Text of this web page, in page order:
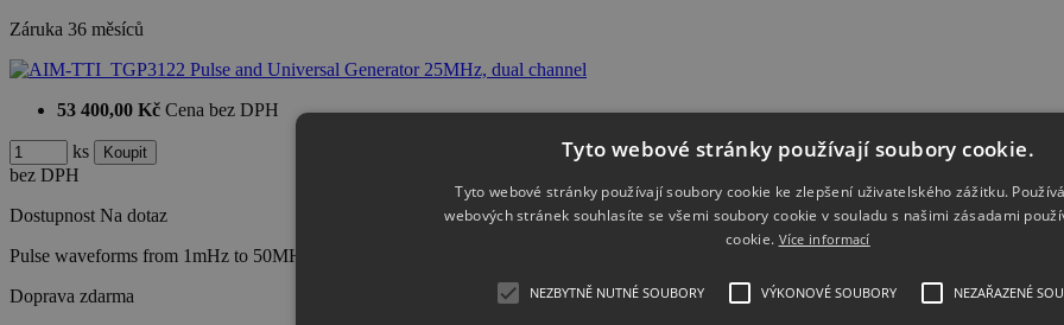
Záruka 36 měsíců
53 400,00 Kč Cena bez DPH
ks
bez DPH
Dostupnost Na dotaz
Pulse waveforms from 1mHz to 50MHz, minimum rise time 5ns Very low jitter synchronous and asynchronous…
Doprava zdarma
Tyto webové stránky používají soubory cookie.
Tyto webové stránky používají soubory cookie ke zlepšení uživatelského zážitku.
webových stránek souhlasíte se všemi soubory cookie v souladu s našimi zásadami
cookie. Více informací
NEZBYTNĚ NUTNÉ SOUBORY VÝKONOVÉ SOUBORY NEZAŘAZENÉ